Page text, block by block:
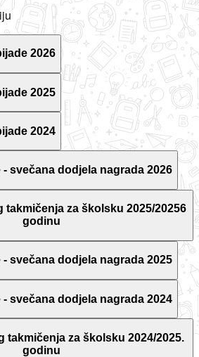
2026
2025
2024
svečana dodjela nagrada 2026
takmičenja za školsku 2025/20256
godinu
svečana dodjela nagrada 2025
svečana dodjela nagrada 2024
takmičenja za školsku 2024/2025.
godinu